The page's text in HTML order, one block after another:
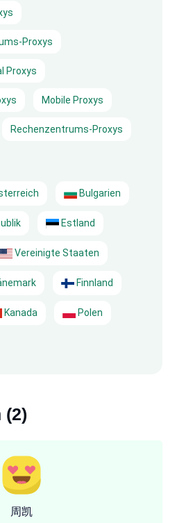
Proxys
Proxys
Mobile Proxys
Rechenzentrums-Proxys
Bulgarien
Estland
Vereinigte Staaten
Finnland
Kanada Polen
(2)
周凯